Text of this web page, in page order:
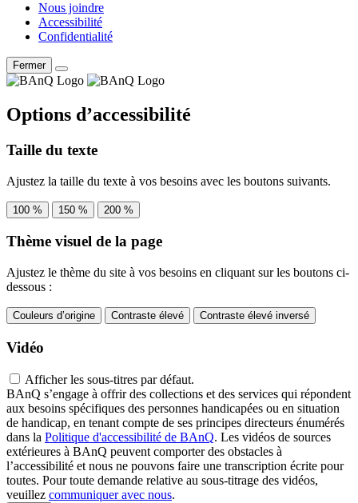
Nous joindre
Accessibilité
Confidentialité
Fermer
Options d’accessibilité
Taille du texte
Ajustez la taille du texte à vos besoins avec les boutons suivants.
100 % 150 % 200 %
Thème visuel de la page
Ajustez le thème du site à vos besoins en cliquant sur les boutons ci-
dessous :
Couleurs d’origine Contraste élevé Contraste élevé inversé
Vidéo
Afficher les sous-titres par défaut.
BAnQ s’engage à offrir des collections et des services qui répondent
aux besoins spécifiques des personnes handicapées ou en situation
de handicap, en tenant compte de ses principes directeurs énumérés
dans la Politique d'accessibilité de BAnQ. Les vidéos de sources
extérieures à BAnQ peuvent comporter des obstacles à
l’accessibilité et nous ne pouvons faire une transcription écrite pour
toutes. Pour toute demande relative au sous-titrage des vidéos,
veuillez communiquer avec nous.